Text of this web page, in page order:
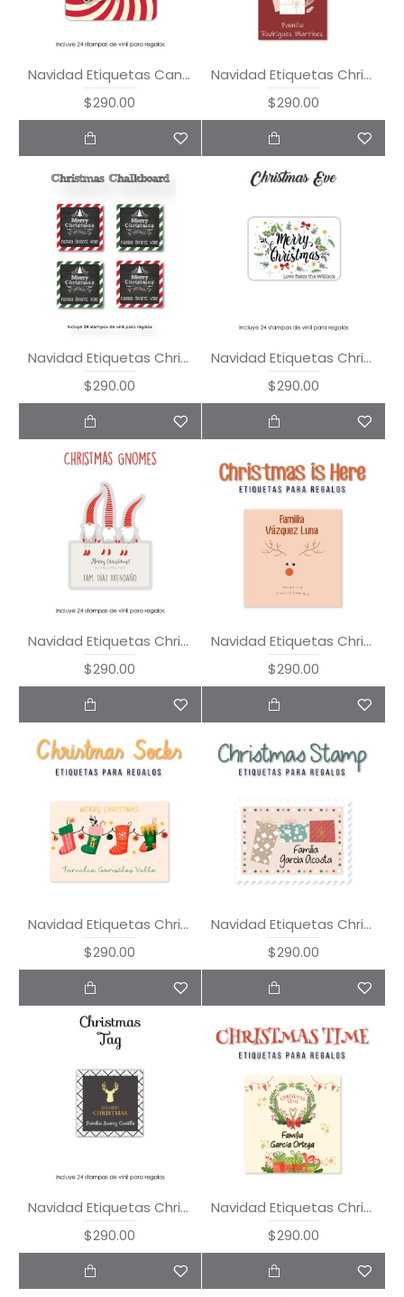
Navidad Etiquetas Candy
$290.00
Navidad Etiquetas Christmas Card
$290.00
Navidad Etiquetas Christmas Chalkboard
$290.00
Navidad Etiquetas Christmas Eve
$290.00
Navidad Etiquetas Christmas Gnomes
$290.00
Navidad Etiquetas Christmas is Here
$290.00
Navidad Etiquetas Christmas Socks
$290.00
Navidad Etiquetas Christmas Stamp
$290.00
Navidad Etiquetas Christmas Tag
$290.00
Navidad Etiquetas Christmas Time
$290.00